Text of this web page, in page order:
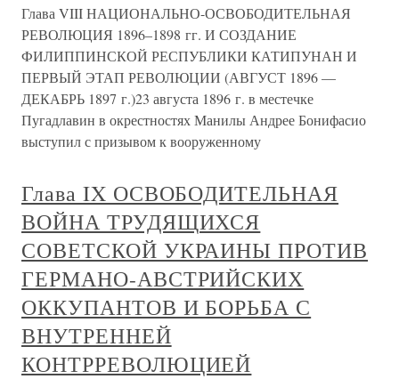
Глава VIII НАЦИОНАЛЬНО-ОСВОБОДИТЕЛЬНАЯ
РЕВОЛЮЦИЯ 1896–1898 гг. И СОЗДАНИЕ
ФИЛИППИНСКОЙ РЕСПУБЛИКИ КАТИПУНАН И
ПЕРВЫЙ ЭТАП РЕВОЛЮЦИИ (АВГУСТ 1896 —
ДЕКАБРЬ 1897 г.)23 августа 1896 г. в местечке
Пугадлавин в окрестностях Манилы Андрее Бонифасио
выступил с призывом к вооруженному
Глава IX ОСВОБОДИТЕЛЬНАЯ
ВОЙНА ТРУДЯЩИХСЯ
СОВЕТСКОЙ УКРАИНЫ ПРОТИВ
ГЕРМАНО-АВСТРИЙСКИХ
ОККУПАНТОВ И БОРЬБА С
ВНУТРЕННЕЙ
КОНТРРЕВОЛЮЦИЕЙ